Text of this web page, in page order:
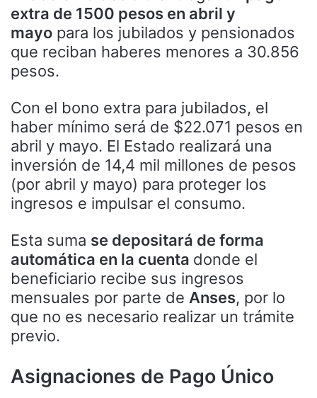
extra de 1500 pesos en abril y
mayo para los jubilados y pensionados
que reciban haberes menores a 30.856
pesos.
Con el bono extra para jubilados, el
haber mínimo será de $22.071 pesos en
abril y mayo. El Estado realizará una
inversión de 14,4 mil millones de pesos
(por abril y mayo) para proteger los
ingresos e impulsar el consumo.
Esta suma se depositará de forma
automática en la cuenta donde el
beneficiario recibe sus ingresos
mensuales por parte de Anses, por lo
que no es necesario realizar un trámite
previo.
Asignaciones de Pago Único